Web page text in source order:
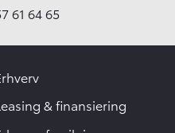
61 64 65
& finansiering